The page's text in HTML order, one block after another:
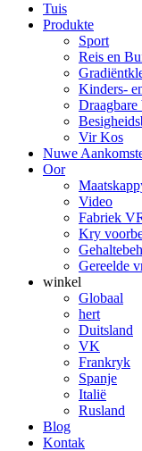
Tuis
Produkte
Sport
Reis en
Kinders-
Draagbare
Vir Kos
Nuwe
Oor
Video
Fabriek
Kry
Gereelde
winkel
Globaal
hert
Duitsland
VK
Frankryk
Spanje
Italië
Rusland
Blog
Kontak